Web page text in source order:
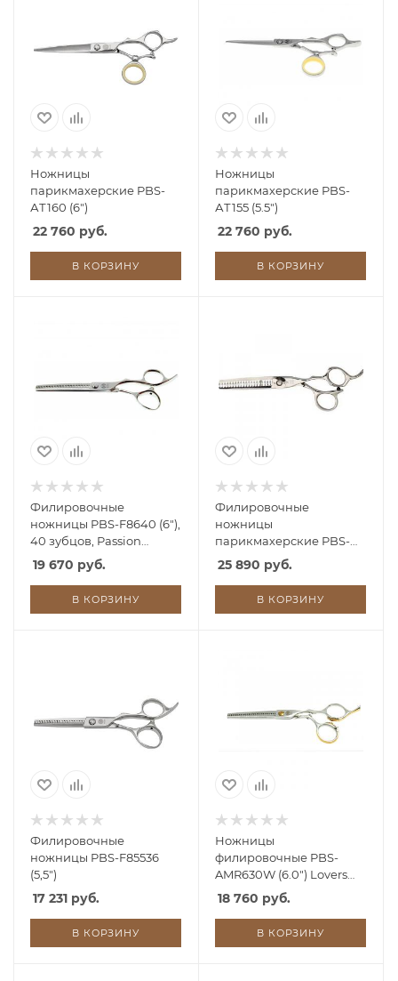
Ножницы
парикмахерские PBS-
АТ160 (6")
22 760 руб.
В КОРЗИНУ
Ножницы
парикмахерские PBS-
АТ155 (5.5")
22 760 руб.
В КОРЗИНУ
Филировочные
ножницы PBS-F8640 (6"),
40 зубцов, Passion
(Новинка)
19 670 руб.
В КОРЗИНУ
Филировочные
ножницы
парикмахерские PBS-
J920 20 зуб
25 890 руб.
В КОРЗИНУ
Филировочные
ножницы PBS-F85536
(5,5")
17 231 руб.
В КОРЗИНУ
Ножницы
филировочные PBS-
AMR630W (6.0") Lovers
Head, 30 зубов
18 760 руб.
В КОРЗИНУ